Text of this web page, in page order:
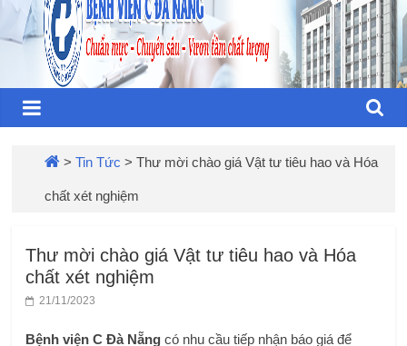
C
TP
Đà>Tin Tức >Thư mời chào giá Vật tư tiêu hao và Hóa
chất xét nghiệm
Thư mời chào giá Vật tư tiêu hao và Hóa
chất xét nghiệm
21/11/2023
Bệnh viện C Đà Nẵng có nhu cầu tiếp nhận báo giá để